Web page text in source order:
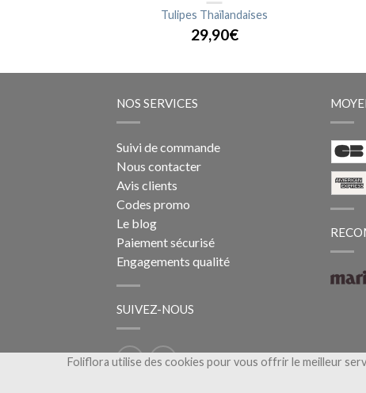
Tulipes Thaïlandaises
29,90€
NOS SERVICES
Suivi de commande
Nous contacter
Avis clients
Codes promo
Le blog
Paiement sécurisé
Engagements qualité
SUIVEZ-NOUS
Foliflora utilise des cookies pour vous offrir le meilleur